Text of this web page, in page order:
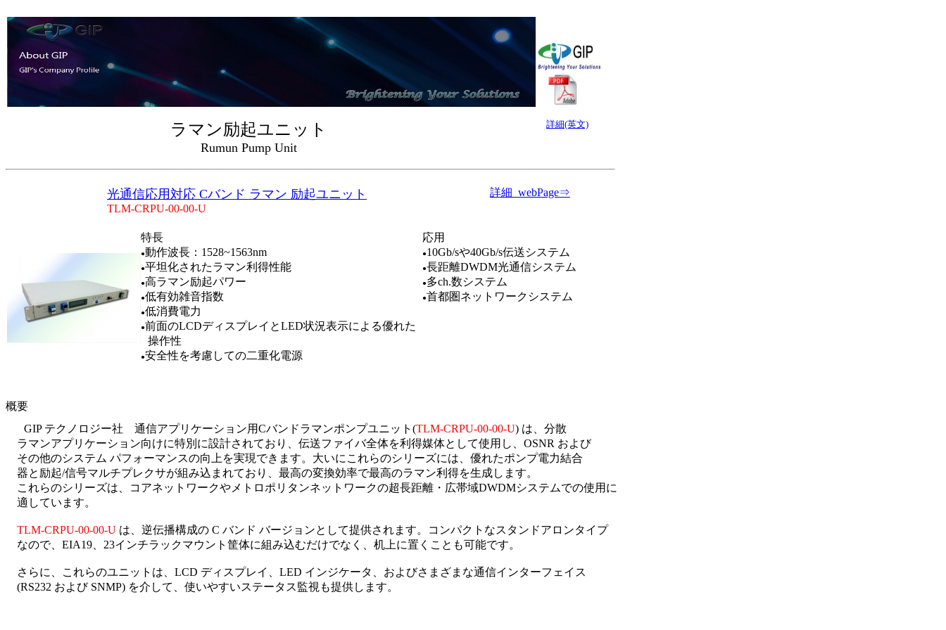
ラマン励起ユニット
Rumun Pump Unit
光通信応用対応 Cバンド ラマン 励起ユニット
TLM-CRPU-00-00-U
詳細(英文)
詳細_webPage⇒
GIP テクノロジー社 通信アプリケーション用Cバンドラマンポンプユニット(TLM-CRPU-00-00-U) は、分散
ラマンアプリケーション向けに特別に設計されており、伝送ファイバ全体を利得媒体として使用し、OSNR および
その他のシステム パフォーマンスの向上を実現できます。大いにこれらのシリーズには、優れたポンプ電力結合
器と励起/信号マルチプレクサが組み込まれており、最高の変換効率で最高のラマン利得を生成します。
これらのシリーズは、コアネットワークやメトロポリタンネットワークの超長距離・広帯域DWDMシステムでの使用に
適しています。
TLM-CRPU-00-00-U は、逆伝播構成の C バンド バージョンとして提供されます。コンパクトなスタンドアロンタイプ
なので、EIA19、23インチラックマウント筐体に組み込むだけでなく、机上に置くことも可能です。
さらに、これらのユニットは、LCD ディスプレイ、LED インジケータ、およびさまざまな通信インターフェイス
(RS232 および SNMP) を介して、使いやすいステータス監視も提供します。
特長
●動作波長：1528~1563nm
●平坦化されたラマン利得性能
●高ラマン励起パワー
●低有効雑音指数
●低消費電力
●前面のLCDディスプレイとLED状況表示による優れた
操作性
●安全性を考慮しての二重化電源
応用
●10Gb/sや40Gb/s伝送システム
●長距離DWDM光通信システム
●多ch.数システム
●首都圏ネットワークシステム
概要